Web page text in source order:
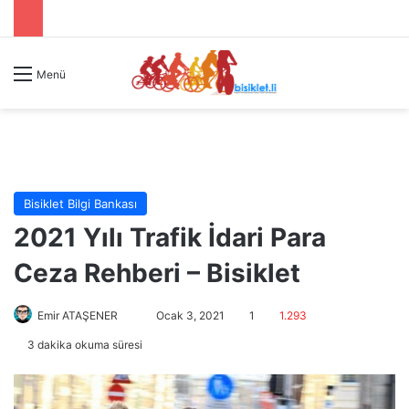
Menü
Bisiklet Bilgi Bankası
2021 Yılı Trafik İdari Para
Ceza Rehberi – Bisiklet
Emir ATAŞENER
e
-
Ocak 3, 2021 1 1.293
3 dakika okuma süresi